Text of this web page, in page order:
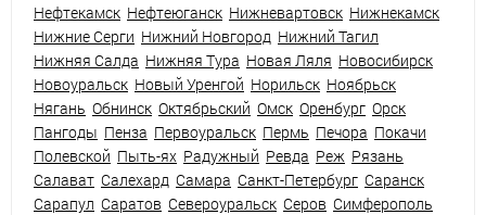
Нефтекамск Нефтеюганск Нижневартовск Нижнекамск
Нижние Серги Нижний Новгород Нижний Тагил
Нижняя Салда Нижняя Тура Новая Ляля Новосибирск
Новоуральск Новый Уренгой Норильск Ноябрьск
Нягань Обнинск Октябрьский Омск Оренбург Орск
Пангоды Пенза Первоуральск Пермь Печора Покачи
Полевской Пыть-ях Радужный Ревда Реж Рязань
Салават Салехард Самара Санкт-Петербург Саранск
Сарапул Саратов Североуральск Серов Симферополь